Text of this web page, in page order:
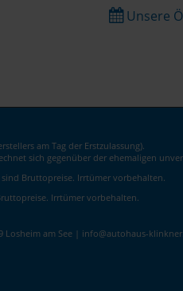
Unsere
am Tag der Erstzulassung).
sich gegenüber der ehemaligen
Bruttopreise. Irrtümer vorbehalten.
Irrtümer vorbehalten.
Losheim am See | info@autohaus-